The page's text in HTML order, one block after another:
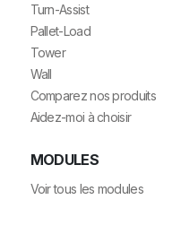
Turn-Assist
Pallet-Load
Tower
Wall
Comparez nos produits
Aidez-moi à choisir
MODULES
Voir tous les modules